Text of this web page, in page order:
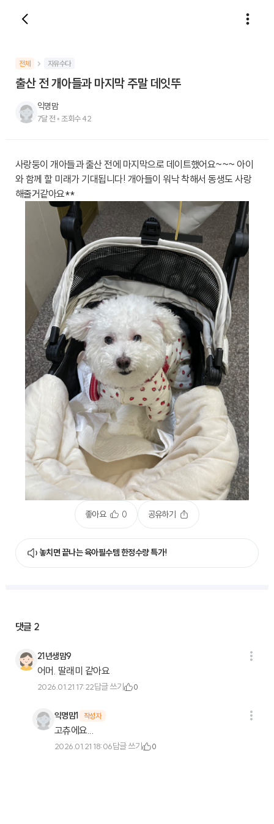
전체 자유수다
출산 전 개아들과 마지막 주말 데잇뚜
익명맘
7달 전 • 조회수42
사랑둥이 개아들과 출산 전에 마지막으로 데이트했어요~~~ 아이
와 함께 할 미래가 기대됩니다! 개아들이 워낙 착해서 동생도 사랑
해줄거같아요**
좋아요 0 공유하기
놓치면 끝나는 육아필수템 한정수량 특가!
댓글 2
21년생맘9
어머. 딸래미 같아요
2026.01.21 17:22답글 쓰기 0
익명맘1 작성자
고츄에요...
2026.01.21 18:06답글 쓰기 0